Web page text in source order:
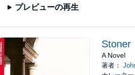
プレビューの再生
Stoner
A Novel
著者：